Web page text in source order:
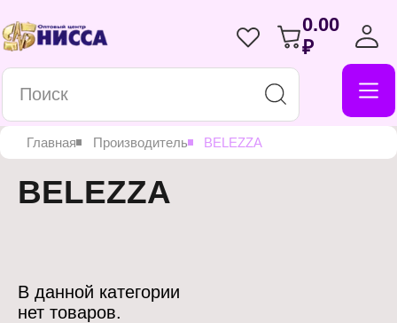
0.00
₽
Главная Производитель BELEZZA
BELEZZA
В данной категории
нет товаров.